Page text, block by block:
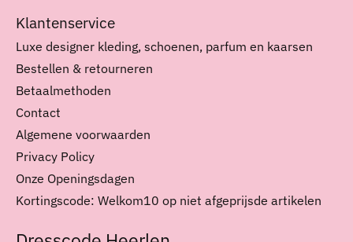
Klantenservice
Luxe designer kleding, schoenen, parfum en kaarsen
Bestellen & retourneren
Betaalmethoden
Contact
Algemene voorwaarden
Privacy Policy
Onze Openingsdagen
Kortingscode: Welkom10 op niet afgeprijsde artikelen